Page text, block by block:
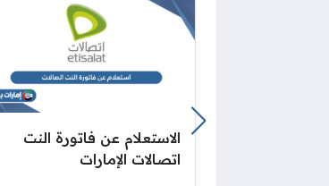
الاستعلام عن فاتورة النت
اتصالات الإمارات